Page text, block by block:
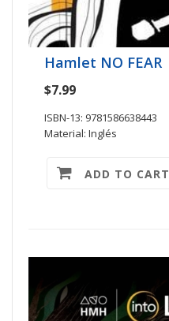
Hamlet NO FEAR
$7.99
ISBN-13: 9781586638443
Material: Inglés
ADD TO CART